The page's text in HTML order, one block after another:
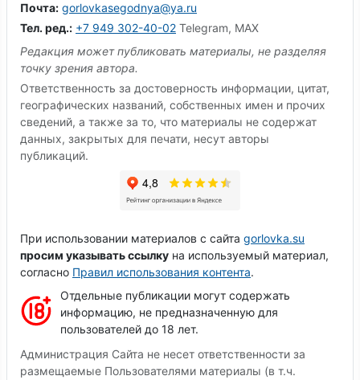
Почта: gorlovkasegodnya@ya.ru
Тел. ред.: +7 949 302-40-02 Telegram, MAX
Редакция может публиковать материалы, не разделяя
точку зрения автора.
Ответственность за достоверность информации, цитат,
географических названий, собственных имен и прочих
сведений, а также за то, что материалы не содержат
данных, закрытых для печати, несут авторы
публикаций.
При использовании материалов с сайта gorlovka.su
просим указывать ссылку на используемый материал,
согласно Правил использования контента.
Отдельные публикации могут содержать
информацию, не предназначенную для
пользователей до 18 лет.
Администрация Сайта не несет ответственности за
размещаемые Пользователями материалы (в т.ч.